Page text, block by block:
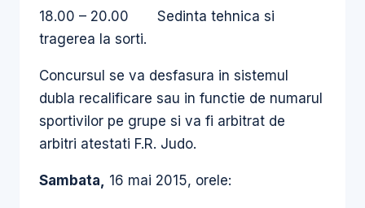
18.00 – 20.00 Sedinta tehnica si
tragerea la sorti.
Concursul se va desfasura in sistemul
dubla recalificare sau in functie de numarul
sportivilor pe grupe si va fi arbitrat de
arbitri atestati F.R. Judo.
Sambata, 16 mai 2015, orele: